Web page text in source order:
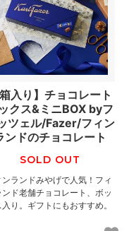
箱入り】チョコレート
クス&ミニBOX byフ
ツェル/Fazer/フィン
ンドのチョコレート
SOLD OUT
ンランドみやげで人気！フィ
ンド老舗チョコレート、ボッ
入り。ギフトにもおすすめ。